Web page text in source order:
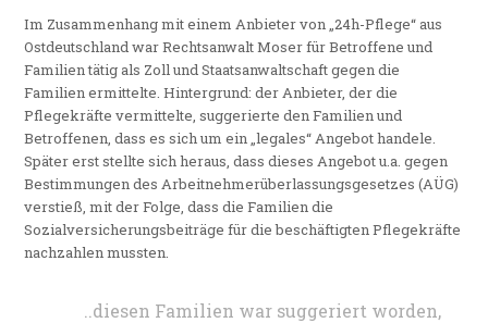
Im Zusammenhang mit einem Anbieter von „24h-Pflege“ aus
Ostdeutschland war Rechtsanwalt Moser für Betroffene und
Familien tätig als Zoll und Staatsanwaltschaft gegen die
Familien ermittelte. Hintergrund: der Anbieter, der die
Pflegekräfte vermittelte, suggerierte den Familien und
Betroffenen, dass es sich um ein „legales“ Angebot handele.
Später erst stellte sich heraus, dass dieses Angebot u.a. gegen
Bestimmungen des Arbeitnehmerüberlassungsgesetzes (AÜG)
verstieß, mit der Folge, dass die Familien die
Sozialversicherungsbeiträge für die beschäftigten Pflegekräfte
nachzahlen mussten.
..diesen Familien war suggeriert worden,